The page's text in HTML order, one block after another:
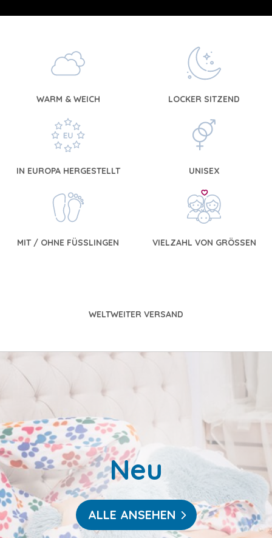
WARM & WEICH LOCKER SITZEND
IN EUROPA HERGESTELLT UNISEX
MIT / OHNE FÜSSLINGEN VIELZAHL VON GRÖSSEN
WELTWEITER VERSAND
Neu
ALLE ANSEHEN